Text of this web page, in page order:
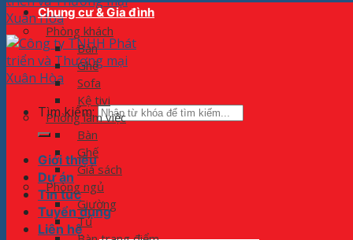
Tìm kiếm:
Giới thiệu
Dự án
Tin tức
Tuyển dụng
Liên hệ
Chung cư & Gia đình
Phòng khách
Bàn
Ghế
Sofa
Kệ tivi
Phòng làm việc
Bàn
Ghế
Giá sách
Phòng ngủ
Giường
Tủ